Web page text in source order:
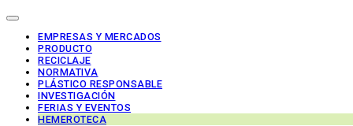
EMPRESAS Y MERCADOS
PRODUCTO
RECICLAJE
NORMATIVA
PLÁSTICO RESPONSABLE
INVESTIGACIÓN
FERIAS Y EVENTOS
HEMEROTECA